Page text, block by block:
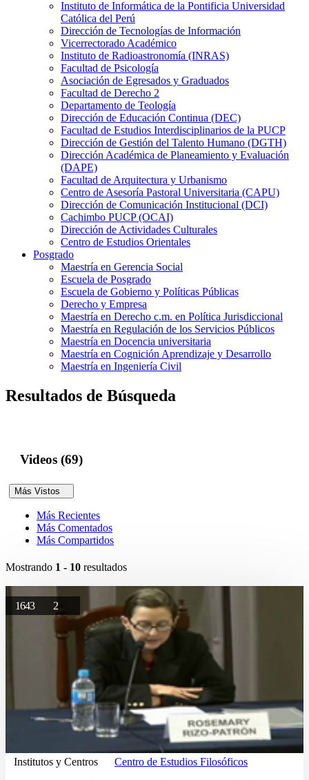
Instituto de Informática de la Pontificia Universidad
Católica del Perú
Dirección de Tecnologías de Información
Vicerrectorado Académico
Instituto de Radioastronomía (INRAS)
Facultad de Psicología
Asociación de Egresados y Graduados
Facultad de Derecho 2
Departamento de Teología
Dirección de Educación Continua (DEC)
Facultad de Estudios Interdisciplinarios de la PUCP
Dirección de Gestión del Talento Humano (DGTH)
Dirección Académica de Planeamiento y Evaluación
(DAPE)
Facultad de Arquitectura y Urbanismo
Centro de Asesoría Pastoral Universitaria (CAPU)
Dirección de Comunicación Institucional (DCI)
Cachimbo PUCP (OCAI)
Dirección de Actividades Culturales
Centro de Estudios Orientales
Posgrado
Maestría en Gerencia Social
Escuela de Posgrado
Escuela de Gobierno y Políticas Públicas
Derecho y Empresa
Maestría en Derecho c.m. en Política Jurisdiccional
Maestría en Regulación de los Servicios Públicos
Maestría en Docencia universitaria
Maestría en Cognición Aprendizaje y Desarrollo
Maestría en Ingeniería Civil
Resultados de Búsqueda
Videos (69)
Más Vistos
Más Recientes
Más Comentados
Más Compartidos
Mostrando 1 - 10 resultados
1643 2
Institutos y Centros Centro de Estudios Filosóficos